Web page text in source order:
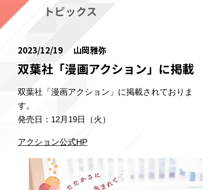
トピックス
2023/12/19 山岡雅弥
双葉社「漫画アクション」に掲載
双葉社「漫画アクション」に掲載されておりま
す。
発売日：12月19日（火）
アクション公式HP